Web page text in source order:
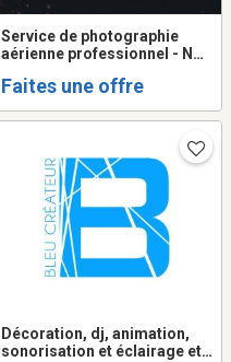
Service de photographie
aérienne professionnel - NG
Faites une offre
Décoration, dj, animation,
sonorisation et éclairage et